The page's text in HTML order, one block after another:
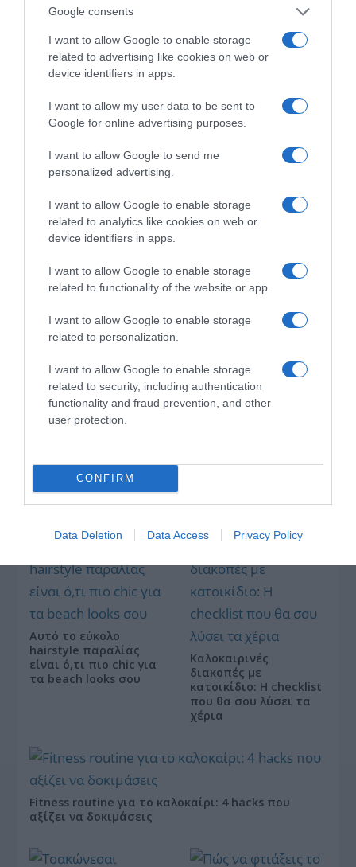
Google consents
I want to allow Google to enable storage
related to advertising like cookies on web or
device identifiers in apps.
I want to allow my user data to be sent to
Google for online advertising purposes.
I want to allow Google to send me
personalized advertising.
I want to allow Google to enable storage
related to analytics like cookies on web or
device identifiers in apps.
I want to allow Google to enable storage
related to functionality of the website or app.
I want to allow Google to enable storage
related to personalization.
I want to allow Google to enable storage
related to security, including authentication
functionality and fraud prevention, and other
user protection.
CONFIRM
Data Deletion Data Access Privacy Policy
ΧΕΙΜΩΝΑΝΘΟΣ
Σενάριο: ΚΑΛΛΙΑ ΠΑΠΑΔΑΚΗ, ΕΛΕΝΗ
ΑΛΕΞΑΝΔΡΑΚΗ
Σκηνοθεσία: ΕΛΕΝΗ ΑΛΕΞΑΝΔΡΑΚΗ
Παραγωγή: ΕΛΕΝΗ ΑΛΕΞΑΝΔΡΑΚΗ
ΜΟΝΟΠΡΟΣΩΠΗ Ι.Κ.Ε. – “POMEGRANATE
FILMS 2”
ευρώ για τα
«Φαντάσματα» στο
Star
γύρο του Europa
League είναι στο OPEN
Το viral trick της Gen Z που δίνει ακαταμάχητο
σχήμα στα oversized σου
Αυτό το εύκολο
hairstyle παραλίας
είναι ό,τι πιο chic για
τα beach looks σου
Καλοκαιρινές
διακοπές με
κατοικίδιο: Η checklist
που θα σου λύσει τα
χέρια
Fitness routine για το καλοκαίρι: 4 hacks που
αξίζει να δοκιμάσεις